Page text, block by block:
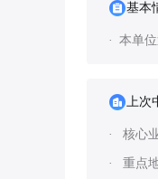
基本
本单
上次
核心
重点